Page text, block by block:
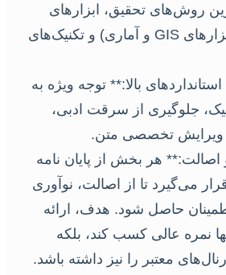
روش‌های تحقیق، ابزارهای
تحلیلی (مانند نرم‌افزارهای GIS و آماری) و تکنیک‌های
بالا:** توجه ویژه به
جلوگیری از سرقت ادبی،
ویرایش تخصصی متن.
هر بخش از پایان نامه
می‌گیرد تا از اصالت، نوآوری
حاصل شود. هدف، ارائه
نمره عالی کسب کند، بلکه
معتبر را نیز داشته باشد.